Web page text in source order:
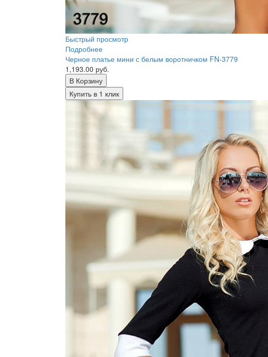
Быстрый просмотр
Подробнее
Черное платье мини с белым воротничком FN-3779
1,193.00 руб.
В Корзину
Купить в 1 клик